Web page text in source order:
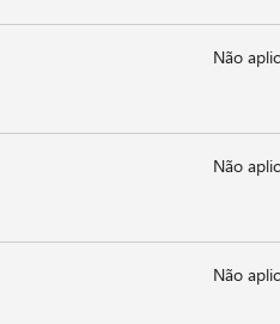
Não
Não
Não